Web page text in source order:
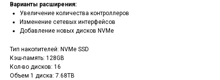
Варианты расширения:
Увеличение количества контроллеров
Изменение сетевых интерфейсов
Добавление новых дисков NVMe
Тип накопителей: NVMe SSD
Кэш-память: 128GB
Кол-во дисков: 16
Объем 1 диска: 7.68TB